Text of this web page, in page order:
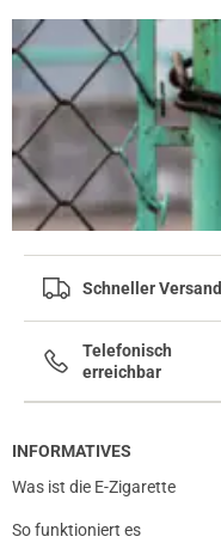
Schneller Versand
Telefonisch
erreichbar
INFORMATIVES
Was ist die E-Zigarette
So funktioniert es